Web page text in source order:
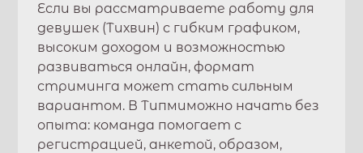
Если вы рассматриваете работу для
девушек (Тихвин) с гибким графиком,
высоким доходом и возможностью
развиваться онлайн, формат
стриминга может стать сильным
вариантом. ВТипмиможно начать без
опыта: команда помогает с
регистрацией, анкетой, образом,